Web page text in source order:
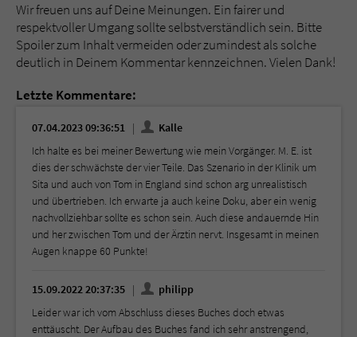
Wir freuen uns auf Deine Meinungen. Ein fairer und
respektvoller Umgang sollte selbstverständlich sein. Bitte
Spoiler zum Inhalt vermeiden oder zumindest als solche
deutlich in Deinem Kommentar kennzeichnen. Vielen Dank!
Letzte Kommentare:
07.04.2023 09:36:51
Kalle
Ich halte es bei meiner Bewertung wie mein Vorgänger. M. E. ist
dies der schwächste der vier Teile. Das Szenario in der Klinik um
Sita und auch von Tom in England sind schon arg unrealistisch
und übertrieben. Ich erwarte ja auch keine Doku, aber ein wenig
nachvollziehbar sollte es schon sein. Auch diese andauernde Hin
und her zwischen Tom und der Ärztin nervt. Insgesamt in meinen
Augen knappe 60 Punkte!
15.09.2022 20:37:35
philipp
Leider war ich vom Abschluss dieses Buches doch etwas
enttäuscht. Der Aufbau des Buches fand ich sehr anstrengend,